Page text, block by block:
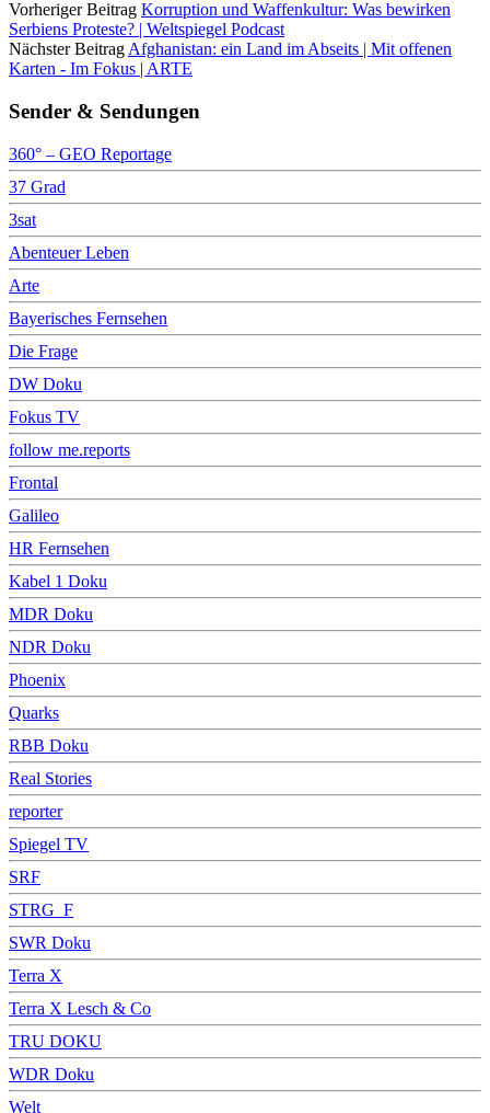
Vorheriger Beitrag Korruption und Waffenkultur: Was bewirken
Serbiens Proteste? | Weltspiegel Podcast
Nächster Beitrag Afghanistan: ein Land im Abseits | Mit offenen
Karten - Im Fokus | ARTE
Sender & Sendungen
360° – GEO Reportage
37 Grad
3sat
Abenteuer Leben
Arte
Bayerisches Fernsehen
Die Frage
DW Doku
Fokus TV
follow me.reports
Frontal
Galileo
HR Fernsehen
Kabel 1 Doku
MDR Doku
NDR Doku
Phoenix
Quarks
RBB Doku
Real Stories
reporter
Spiegel TV
SRF
STRG_F
SWR Doku
Terra X
Terra X Lesch & Co
TRU DOKU
WDR Doku
Welt